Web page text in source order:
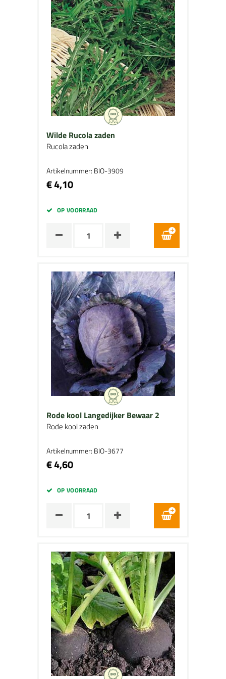
Wilde Rucola zaden
Rucola zaden
Artikelnummer: BIO-3909
€ 4,10
OP VOORRAAD
Rode kool Langedijker Bewaar 2
Rode kool zaden
Artikelnummer: BIO-3677
€ 4,60
OP VOORRAAD